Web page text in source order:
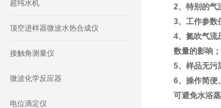
2、特别的气
3、工作参数
4、氮吹气流
数量的影响；
5、样品无污
6、操作简便
可避免水浴
超纯水机
顶空进样器微波水热合成仪
接触角测量仪
微波化学反应器
电位滴定仪